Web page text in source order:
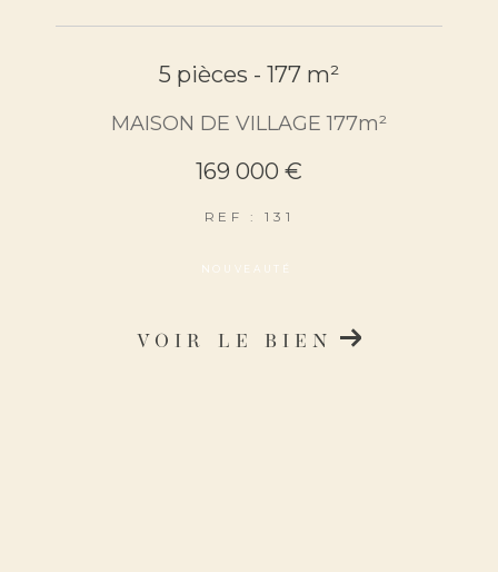
5 pièces - 177 m²
MAISON DE VILLAGE 177m²
169 000 €
REF : 131
NOUVEAUTÉ
VOIR LE BIEN